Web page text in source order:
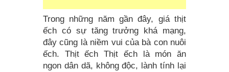
Trong những năm gần đây, giá thịt
ếch có sự tăng trưởng khá mạng,
đây cũng là niềm vui của bà con nuôi
ếch. Thịt ếch Thịt ếch là món ăn
ngon dân dã, không độc, lành tính lại